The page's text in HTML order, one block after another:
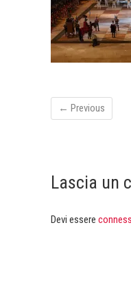
← Previous
Lascia un
Devi essere